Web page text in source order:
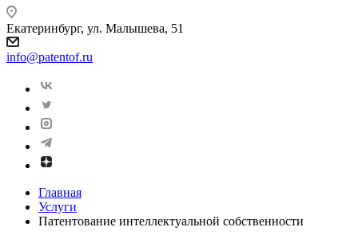
Екатеринбург, ул. Малышева, 51
info@patentof.ru
Главная
Услуги
Патентование интеллектуальной собственности